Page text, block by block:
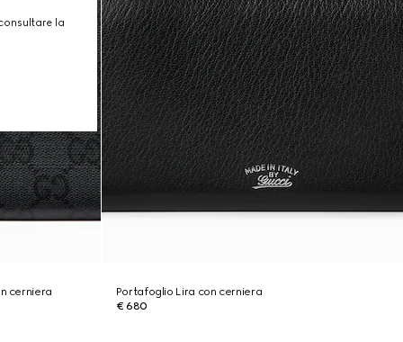
cerniera
Portafoglio Lira con cerniera
€ 680
la